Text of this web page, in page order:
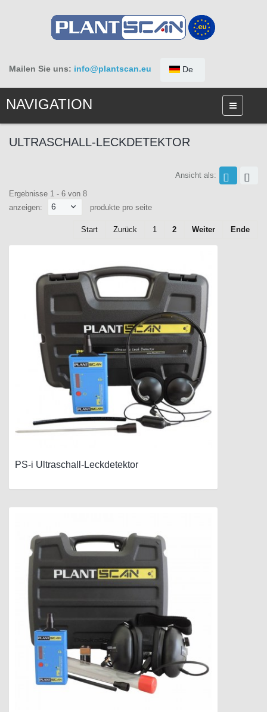
Mailen Sie uns: info@plantscan.eu De
NAVIGATION
ULTRASCHALL-LECKDETEKTOR
Ansicht als:
Ergebnisse 1 - 6 von 8
anzeigen:
6 produkte pro seite
Start Zurück 1 2 Weiter Ende
PS-i Ultraschall-Leckdetektor